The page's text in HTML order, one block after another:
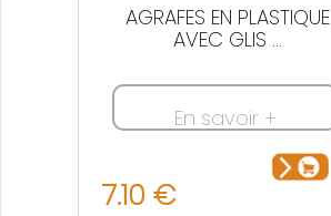
AGRAFES EN PLASTIQUE
AVEC GLIS ...
En savoir +
7.10 €